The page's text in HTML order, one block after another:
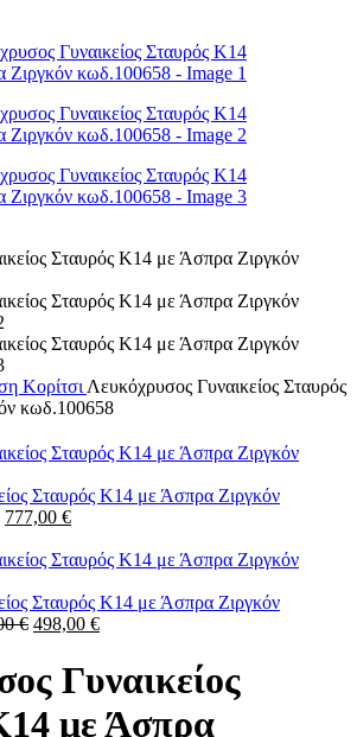
Κορίτσι Λευκόχρυσος Γυναικείος Σταυρός
κωδ.100658
Σταυρός Κ14 με Άσπρα Ζιργκόν
Original
was:
777,00 €Η
τιμή
777,00 €.
Σταυρός Κ14 με Άσπρα Ζιργκόν
€ Original
was:
597,00 €.
498,00 €Η
είναι:
498,00 €.
Γυναικείος
με Άσπρα